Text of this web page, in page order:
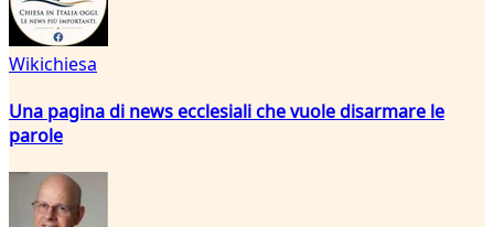
Wikichiesa
Una pagina di news ecclesiali che vuole disarmare le
parole